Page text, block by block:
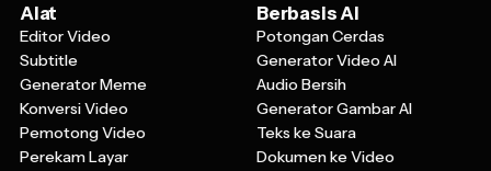
Alat
Editor Video
Subtitle
Generator Meme
Konversi Video
Pemotong Video
Perekam Layar
Berbasis AI
Potongan Cerdas
Generator Video AI
Audio Bersih
Generator Gambar AI
Teks ke Suara
Dokumen ke Video